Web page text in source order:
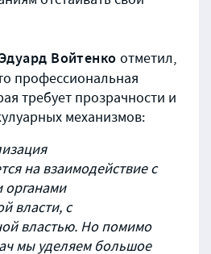
Войтенкоотметил,
профессиональная
требует прозрачности и
механизмов:
на взаимодействие с
власти, с
властью. Но помимо
мы уделяем большое